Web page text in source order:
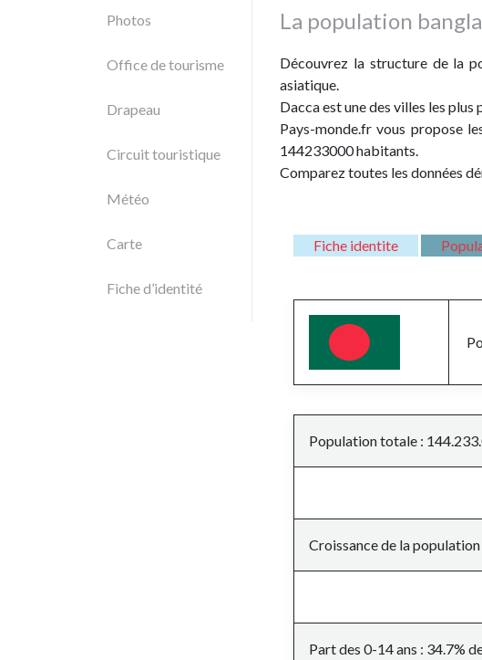
Photos
Office de tourisme
Drapeau
Circuit touristique
Météo
Carte
Fiche d’identité
La population
Découvrez la structure de la
asiatique.
Dacca est une des villes les plus
Pays-monde.fr vous propose
144233000 habitants.
Comparez toutes les données
Fiche identite
Population totale :
Croissance de la
Part des 0-14 ans : 34.7%